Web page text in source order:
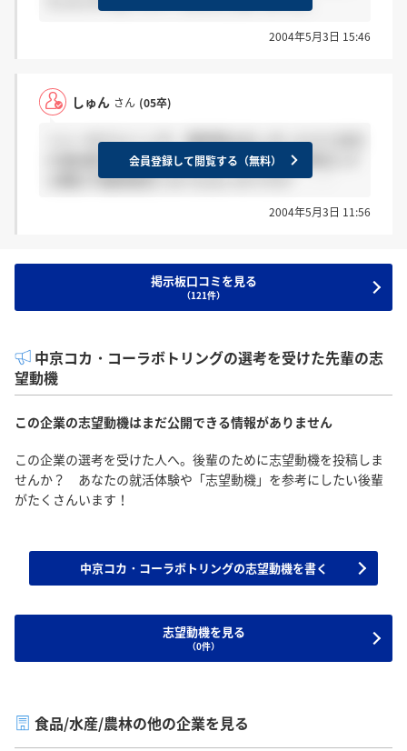
2004年5月3日 15:46
しゅん さん (05卒)
＞いーゆさんへ いや、履歴書は出しましたけど自宅
の電話番号しか記入していないですよ。携帯記入す
る欄は今履歴書見てみてもないのですが・ ・・
会員登録して閲覧する（無料）
2004年5月3日 11:56
掲示板口コミを見る
（121件）
中京コカ・コーラボトリングの選考を受けた先輩の志
望動機
この企業の志望動機はまだ公開できる情報がありません
この企業の選考を受けた人へ。後輩のために志望動機を投稿しま
せんか？ あなたの就活体験や「志望動機」を参考にしたい後輩
がたくさんいます！
中京コカ・コーラボトリングの志望動機を書く
志望動機を見る
（0件）
食品/水産/農林の他の企業を見る